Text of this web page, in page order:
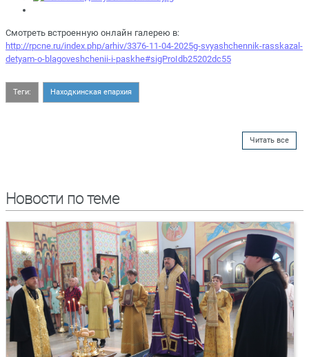
Смотреть встроенную онлайн галерею в:
http://rpcne.ru/index.php/arhiv/3376-11-04-2025g-svyashchennik-rasskazal-
detyam-o-blagoveshchenii-i-paskhe#sigProIdb25202dc55
Теги: Находкинская епархия
Читать все
Новости по теме